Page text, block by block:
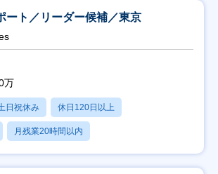
ート／リーダー候補／東京
万
日祝休み 休日120日以上
月残業20時間以内